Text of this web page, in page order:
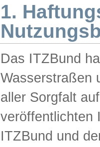
1.
Das ITZBund
Wasserstraßen
aller Sorgfalt
veröffentlichten
ITZBund und